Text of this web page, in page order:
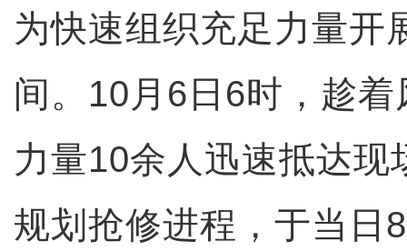
为快速组织充足力量开
间。10月6日6时，趁
力量10余人迅速抵达现
规划抢修进程，于当日